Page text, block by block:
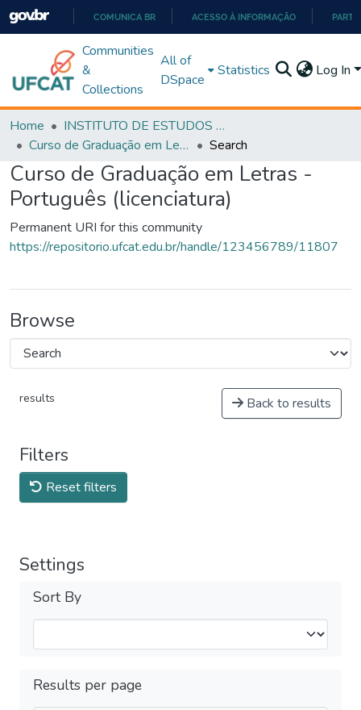
PARA
O
COMUNICA BR ACESSO À INFORMAÇÃO
Communities
&
Collections
All of
DSpace
Statistics Log In
Home
INSTITUTO DE ESTUDOS DA LINGUAGEM
Curso de Graduação em Letras - Português (licenciatura)
Search
Curso de Graduação em Letras -
Português (licenciatura)
Permanent URI for this community
https://repositorio.ufcat.edu.br/handle/123456789/11807
Browse
results Back to results
Filters
Reset filters
Settings
Sort By
Results per page